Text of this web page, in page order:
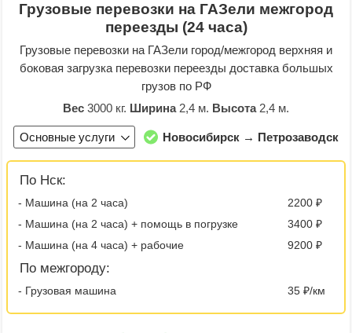
Грузовые перевозки на ГАЗели межгород
переезды (24 часа)
Грузовые перевозки на ГАЗели город/межгород верхняя и
боковая загрузка перевозки переезды доставка большых
грузов по РФ
Вес 3000 кг. Ширина2,4 м. Высота2,4 м.
Основные услуги Новосибирск → Петрозаводск
По Нск:
- Машина (на 2 часа)
2200 ₽
- Машина (на 2 часа) + помощь в погрузке
3400 ₽
- Машина (на 4 часа) + рабочие
9200 ₽
По межгороду:
- Грузовая машина 35 ₽/км